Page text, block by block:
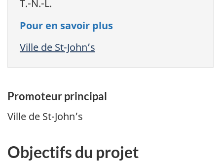
T.-N.-L.
Pour en savoir plus
Ville de St-John’s
Promoteur principal
Ville de St-John’s
Objectifs du projet